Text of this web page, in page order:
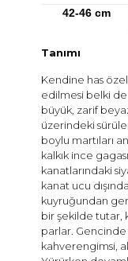
42-46 cm
Tanımı
Kendine has
edilmesi belki
büyük, zarif
üzerindeki
boylu martıları
kalkık ince
kanatlarındaki
kanat ucu
kuyruğundan
bir şekilde tutar,
parlar. Gencinde
kahverengimsi,